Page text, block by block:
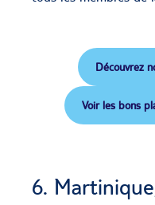
Découvrez
Voir les bons
6.